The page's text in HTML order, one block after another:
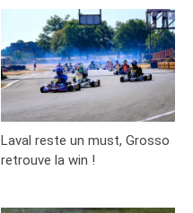
Laval reste un must, Grosso
retrouve la win !